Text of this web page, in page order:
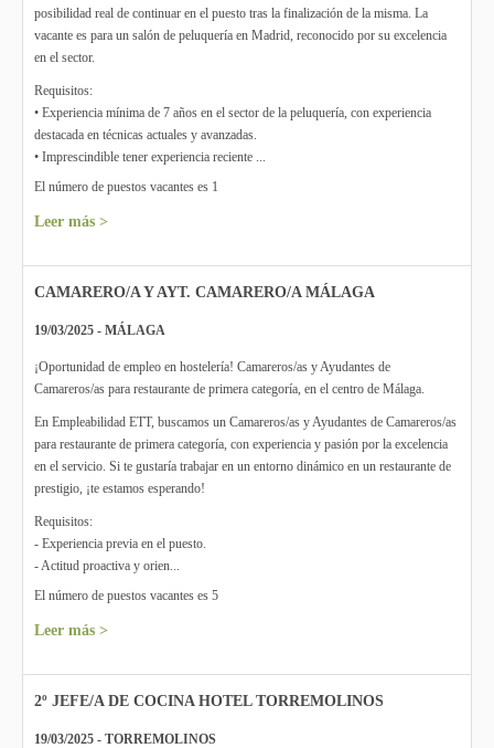
posibilidad real de continuar en el puesto tras la finalización de la misma. La
vacante es para un salón de peluquería en Madrid, reconocido por su excelencia
en el sector.
Requisitos:
• Experiencia mínima de 7 años en el sector de la peluquería, con experiencia
destacada en técnicas actuales y avanzadas.
• Imprescindible tener experiencia reciente ...
El número de puestos vacantes es 1
Leer más >
CAMARERO/A Y AYT. CAMARERO/A MÁLAGA
19/03/2025 - MÁLAGA
¡Oportunidad de empleo en hostelería! Camareros/as y Ayudantes de
Camareros/as para restaurante de primera categoría, en el centro de Málaga.
En Empleabilidad ETT, buscamos un Camareros/as y Ayudantes de Camareros/as
para restaurante de primera categoría, con experiencia y pasión por la excelencia
en el servicio. Si te gustaría trabajar en un entorno dinámico en un restaurante de
prestigio, ¡te estamos esperando!
Requisitos:
- Experiencia previa en el puesto.
- Actitud proactiva y orien...
El número de puestos vacantes es 5
Leer más >
2º JEFE/A DE COCINA HOTEL TORREMOLINOS
19/03/2025 - TORREMOLINOS